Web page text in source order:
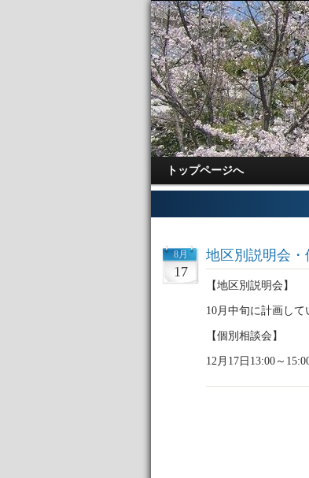
トップページへ
8月
17
地区別説明会
【地区別説明会】
10月中旬に計画して
【個別相談会】
12月17日13:00～